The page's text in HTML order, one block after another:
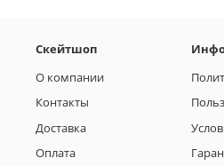
Скейтшоп
О компании
Контакты
Доставка
Оплата